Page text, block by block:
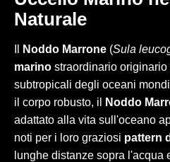
Naturale
Noddo Marrone (Sula
marino straordinario
subtropicali degli oceani
il corpo robusto, il
Noddo
adattato alla vita sull'oceano
noti per i loro graziosi pattern
lunghe distanze sopra l'acqua